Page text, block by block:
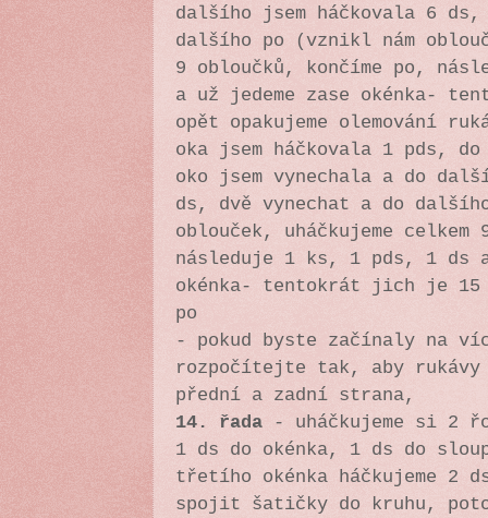
dalšího jsem háčkovala 6 ds,
dalšího po (vznikl nám
9 obloučků, končíme po,
a už jedeme zase okénka-
opět opakujeme olemování
oka jsem háčkovala 1 pds,
oko jsem vynechala a do
ds, dvě vynechat a do
oblouček, uháčkujeme
následuje 1 ks, 1 pds, 1 ds a
okénka- tentokrát jich je 15
po
- pokud byste začínaly na
rozpočítejte tak, aby rukávy
přední a zadní strana,
14. řada - uháčkujeme si 2
1 ds do okénka, 1 ds do
třetího okénka háčkujeme 2
spojit šatičky do kruhu, poto